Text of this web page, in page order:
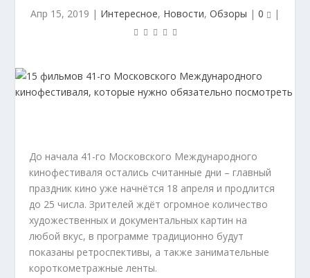
Апр 15, 2019 | Интересное, Новости, Обзоры | 0 |
До начала 41-го Московского Международного
кинофестиваля остались считанные дни – главный
праздник кино уже начнётся 18 апреля и продлится
до 25 числа. Зрителей ждёт огромное количество
художественных и документальных картин на
любой вкус, в программе традиционно будут
показаны ретроспективы, а также занимательные
короткометражные ленты.